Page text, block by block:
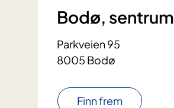
Bodø, sentrum
Parkveien 95
8005 Bodø
Finn frem